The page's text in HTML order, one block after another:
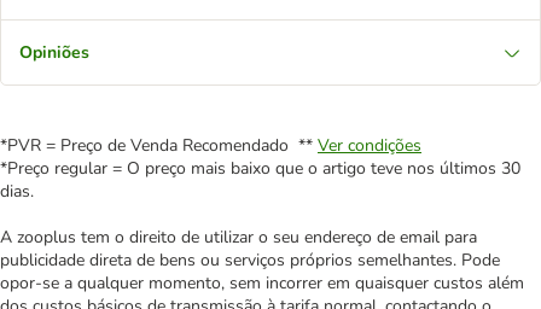
Opiniões
*PVR = Preço de Venda Recomendado ** Ver condições
*Preço regular = O preço mais baixo que o artigo teve nos últimos 30
dias.
A zooplus tem o direito de utilizar o seu endereço de email para
publicidade direta de bens ou serviços próprios semelhantes. Pode
opor-se a qualquer momento, sem incorrer em quaisquer custos além